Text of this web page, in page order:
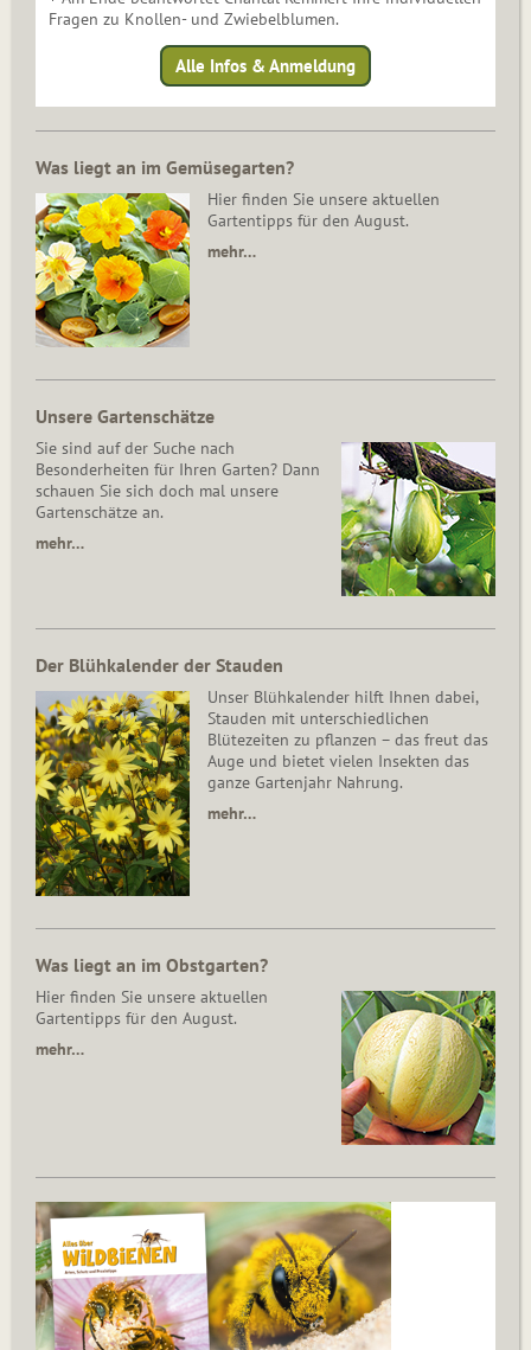
Fragen zu Knollen- und Zwiebelblumen.
Alle Infos & Anmeldung
Was liegt an im Gemüsegarten?
Hier finden Sie unsere aktuellen
Gartentipps für den August.
mehr…
Unsere Gartenschätze
Sie sind auf der Suche nach
Besonderheiten für Ihren Garten? Dann
schauen Sie sich doch mal unsere
Gartenschätze an.
mehr…
Der Blühkalender der Stauden
Unser Blühkalender hilft Ihnen dabei,
Stauden mit unterschiedlichen
Blütezeiten zu pflanzen – das freut das
Auge und bietet vielen Insekten das
ganze Gartenjahr Nahrung.
mehr…
Was liegt an im Obstgarten?
Hier finden Sie unsere aktuellen
Gartentipps für den August.
mehr…